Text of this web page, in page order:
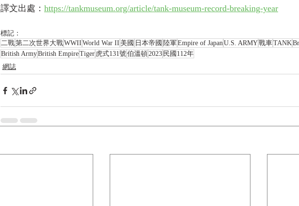
譯文出處： https://tankmuseum.org/article/tank-museum-record-breaking-year
標記：
二戰第二次世界大戰WWII World War II 美國 日本帝國 陸軍Empire of JapanU.S. ARMY戰車TANK
British ArmyBritish EmpireTiger 虎式131號伯溫頓 2023 民國112年
網誌